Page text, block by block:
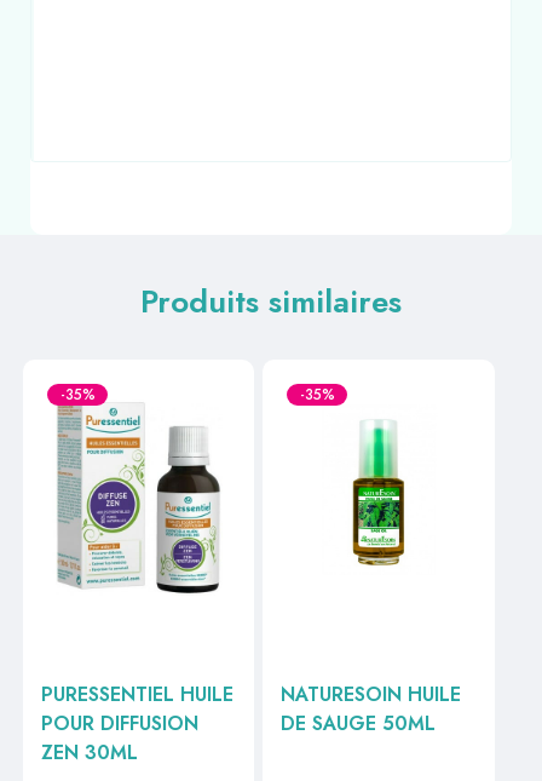
Produits similaires
-35%
PURESSENTIEL HUILE
POUR DIFFUSION
ZEN 30ML
-35%
NATURESOIN HUILE
DE SAUGE 50ML